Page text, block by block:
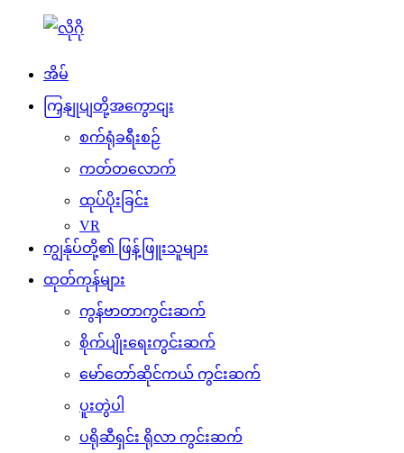
အိမ်
ကြှနျုပျတို့အကွောငျး
စက်ရုံခရီးစဉ်
ကတ်တလောက်
ထုပ်ပိုးခြင်း
VR
ကျွန်ုပ်တို့၏ ဖြန့်ဖြူးသူများ
ထုတ်ကုန်များ
ကွန်ဗာတာကွင်းဆက်
စိုက်ပျိုးရေးကွင်းဆက်
မော်တော်ဆိုင်ကယ် ကွင်းဆက်
ပူးတွဲပါ
ပရိုဆီရှင်း ရိုလာ ကွင်းဆက်